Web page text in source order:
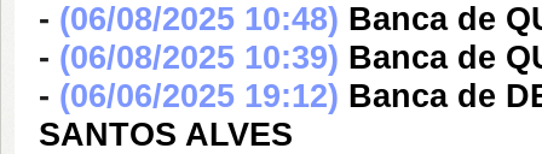
- (06/08/2025 10:48) Banca de
- (06/08/2025 10:39) Banca de
- (06/06/2025 19:12) Banca de
SANTOS ALVES